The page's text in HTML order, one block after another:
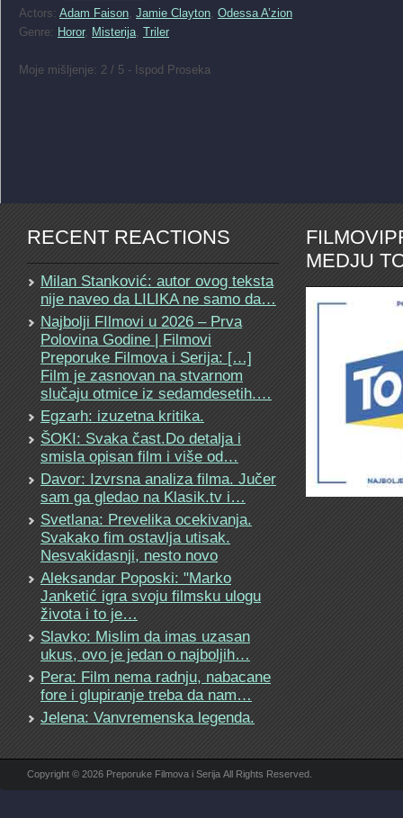
Actors: Adam Faison, Jamie Clayton, Odessa A’zion
Genre: Horor, Misterija, Triler
Moje mišljenje: 2 / 5 - Ispod Proseka
RECENT REACTIONS
Milan Stanković: autor ovog teksta
nije naveo da LILIKA ne samo da…
Najbolji FIlmovi u 2026 – Prva
Polovina Godine | Filmovi
Preporuke Filmova i Serija: […]
Film je zasnovan na stvarnom
slučaju otmice iz sedamdesetih.…
Egzarh: izuzetna kritika.
ŠOKI: Svaka čast.Do detalja i
smisla opisan film i više od…
Davor: Izvrsna analiza filma. Jučer
sam ga gledao na Klasik.tv i…
Svetlana: Prevelika ocekivanja.
Svakako fim ostavlja utisak.
Nesvakidasnji, nesto novo
Aleksandar Poposki: "Marko
Janketić igra svoju filmsku ulogu
života i to je…
Slavko: Mislim da imas uzasan
ukus, ovo je jedan o najboljih…
Pera: Film nema radnju, nabacane
fore i glupiranje treba da nam…
Jelena: Vanvremenska legenda.
MEDJU
Copyright © 2026 Preporuke Filmova i Serija All Rights Reserved.